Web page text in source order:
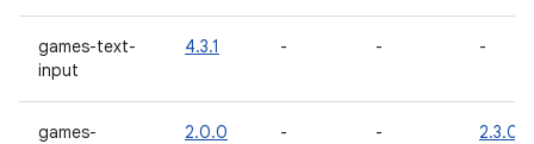
games-text-
input
4.3.1 - - -
games-
2.0.0 - -
2.3.0-